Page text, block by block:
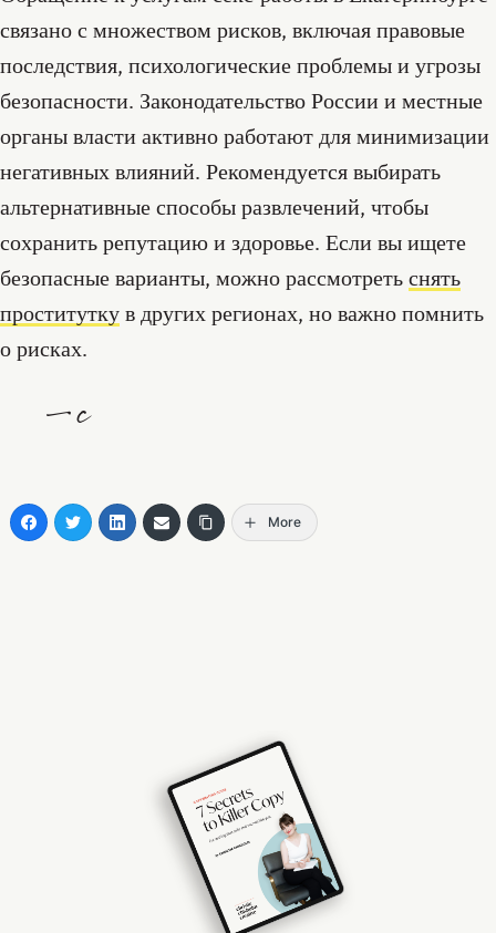
связано с множеством рисков, включая правовые
последствия, психологические проблемы и угрозы
безопасности. Законодательство России и местные
органы власти активно работают для минимизации
негативных влияний. Рекомендуется выбирать
альтернативные способы развлечений, чтобы
сохранить репутацию и здоровье. Если вы ищете
безопасные варианты, можно рассмотреть снять
проститутку в других регионах, но важно помнить
о рисках.
—c
More